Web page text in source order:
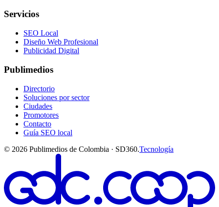
Servicios
SEO Local
Diseño Web Profesional
Publicidad Digital
Publimedios
Directorio
Soluciones por sector
Ciudades
Promotores
Contacto
Guía SEO local
© 2026 Publimedios de Colombia · SD360.Tecnología